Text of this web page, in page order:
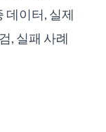
데이터, 실제
, 실패 사례